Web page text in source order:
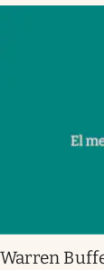
Warren